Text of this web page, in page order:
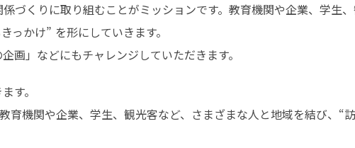
づくりに取り組むことがミッションです。教育機関や企業、学生
っかけ” を形にしていきます。
画」などにもチャレンジしていただきます。
す。